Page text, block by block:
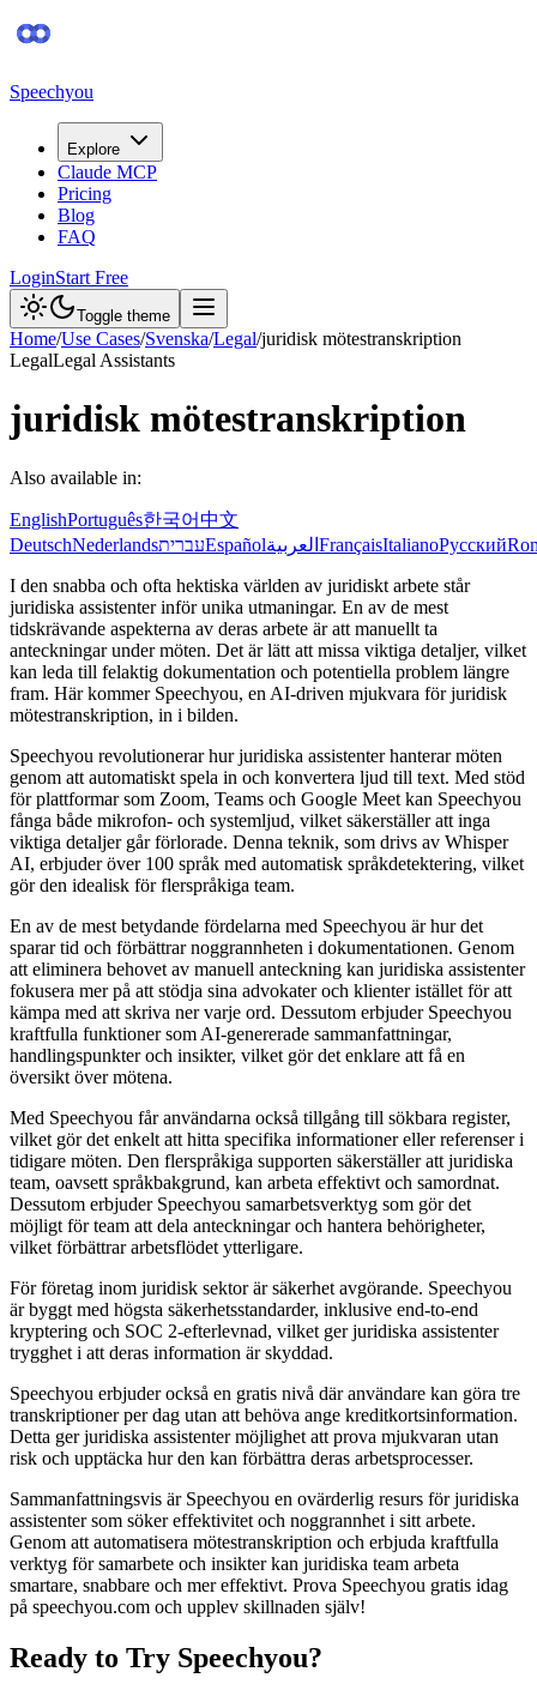
Speechyou
Explore
Claude MCP
Pricing
Blog
FAQ
LoginStart Free
Toggle theme
Home/Use Cases/Svenska/Legal/juridisk mötestranskription
LegalLegal Assistants
juridisk mötestranskription
Also available in:
EnglishPortuguês한국어中文
DeutschNederlandsעבריתEspañolالعربية FrançaisItalianoРусский
I den snabba och ofta hektiska världen av juridiskt arbete står
juridiska assistenter inför unika utmaningar. En av de mest
tidskrävande aspekterna av deras arbete är att manuellt ta
anteckningar under möten. Det är lätt att missa viktiga detaljer, vilket
kan leda till felaktig dokumentation och potentiella problem längre
fram. Här kommer Speechyou, en AI-driven mjukvara för juridisk
mötestranskription, in i bilden.
Speechyou revolutionerar hur juridiska assistenter hanterar möten
genom att automatiskt spela in och konvertera ljud till text. Med stöd
för plattformar som Zoom, Teams och Google Meet kan Speechyou
fånga både mikrofon- och systemljud, vilket säkerställer att inga
viktiga detaljer går förlorade. Denna teknik, som drivs av Whisper
AI, erbjuder över 100 språk med automatisk språkdetektering, vilket
gör den idealisk för flerspråkiga team.
En av de mest betydande fördelarna med Speechyou är hur det
sparar tid och förbättrar noggrannheten i dokumentationen. Genom
att eliminera behovet av manuell anteckning kan juridiska assistenter
fokusera mer på att stödja sina advokater och klienter istället för att
kämpa med att skriva ner varje ord. Dessutom erbjuder Speechyou
kraftfulla funktioner som AI-genererade sammanfattningar,
handlingspunkter och insikter, vilket gör det enklare att få en
översikt över mötena.
Med Speechyou får användarna också tillgång till sökbara register,
vilket gör det enkelt att hitta specifika informationer eller referenser i
tidigare möten. Den flerspråkiga supporten säkerställer att juridiska
team, oavsett språkbakgrund, kan arbeta effektivt och samordnat.
Dessutom erbjuder Speechyou samarbetsverktyg som gör det
möjligt för team att dela anteckningar och hantera behörigheter,
vilket förbättrar arbetsflödet ytterligare.
För företag inom juridisk sektor är säkerhet avgörande. Speechyou
är byggt med högsta säkerhetsstandarder, inklusive end-to-end
kryptering och SOC 2-efterlevnad, vilket ger juridiska assistenter
trygghet i att deras information är skyddad.
Speechyou erbjuder också en gratis nivå där användare kan göra tre
transkriptioner per dag utan att behöva ange kreditkortsinformation.
Detta ger juridiska assistenter möjlighet att prova mjukvaran utan
risk och upptäcka hur den kan förbättra deras arbetsprocesser.
Sammanfattningsvis är Speechyou en ovärderlig resurs för juridiska
assistenter som söker effektivitet och noggrannhet i sitt arbete.
Genom att automatisera mötestranskription och erbjuda kraftfulla
verktyg för samarbete och insikter kan juridiska team arbeta
smartare, snabbare och mer effektivt. Prova Speechyou gratis idag
på speechyou.com och upplev skillnaden själv!
Ready to Try Speechyou?